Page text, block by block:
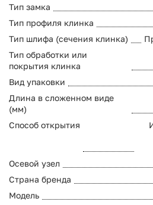
Тип замка
Тип профиля клинка
Тип шлифа (сечения клинка)
Тип обработки или
покрытия клинка
Вид упаковки
Длина в сложенном виде
(мм)
Способ открытия
Осевой узел
Страна бренда
Модель